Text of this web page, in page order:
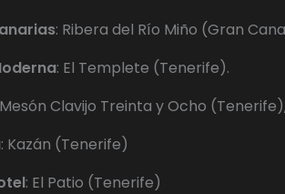
: Ribera del Río Miño (Gran
: El Templete (Tenerife).
Clavijo Treinta y Ocho
: Kazán (Tenerife)
: El Patio (Tenerife)